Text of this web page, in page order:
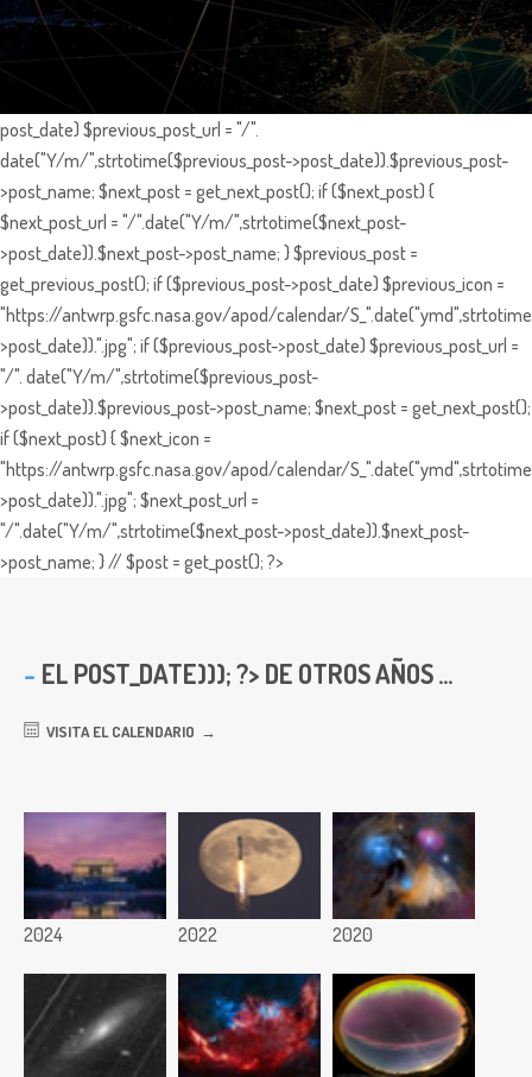
post_date) $previous_post_url = "/".
date("Y/m/",strtotime($previous_post->post_date)).$previous_post-
>post_name; $next_post = get_next_post(); if ($next_post) {
$next_post_url = "/".date("Y/m/",strtotime($next_post-
>post_date)).$next_post->post_name; } $previous_post =
get_previous_post(); if ($previous_post->post_date) $previous_icon =
"https://antwrp.gsfc.nasa.gov/apod/calendar/
>post_date)).".jpg"; if ($previous_post->post_date) $previous_post_url =
"/". date("Y/m/",strtotime($previous_post-
>post_date)).$previous_post->post_name; $next_post = get_next_post();
if ($next_post) { $next_icon =
"https://antwrp.gsfc.nasa.gov/apod/calendar/
>post_date)).".jpg"; $next_post_url =
"/".date("Y/m/",strtotime($next_post->post_date)).$next_post-
>post_name; } // $post = get_post(); ?>
EL POST_DATE))); ?> DE OTROS AÑOS ...
VISITA EL CALENDARIO
2024 2022 2020